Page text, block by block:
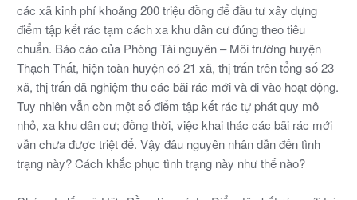
các xã kinh phí khoảng 200 triệu đồng để đầu tư xây dựng
điểm tập kết rác tạm cách xa khu dân cư đúng theo tiêu
chuẩn. Báo cáo của Phòng Tài nguyên – Môi trường huyện
Thạch Thất, hiện toàn huyện có 21 xã, thị trấn trên tổng số 23
xã, thị trấn đã nghiệm thu các bãi rác mới và đi vào hoạt động.
Tuy nhiên vẫn còn một số điểm tập kết rác tự phát quy mô
nhỏ, xa khu dân cư; đồng thời, việc khai thác các bãi rác mới
vẫn chưa được triệt để. Vậy đâu nguyên nhân dẫn đến tình
trạng này? Cách khắc phục tình trạng này như thế nào?